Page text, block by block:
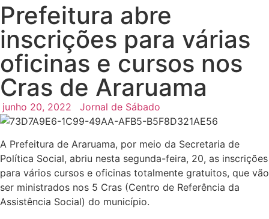
Prefeitura abre
inscrições para várias
oficinas e cursos nos
Cras de Araruama
junho 20, 2022 Jornal de Sábado
A Prefeitura de Araruama, por meio da Secretaria de
Política Social, abriu nesta segunda-feira, 20, as inscrições
para vários cursos e oficinas totalmente gratuitos, que vão
ser ministrados nos 5 Cras (Centro de Referência da
Assistência Social) do município.